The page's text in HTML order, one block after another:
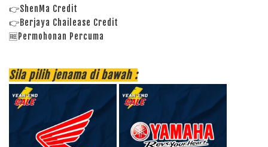
👉ShenMa Credit
👉Berjaya Chailease Credit
🆓Permohonan Percuma
Sila pilih jenama di bawah :